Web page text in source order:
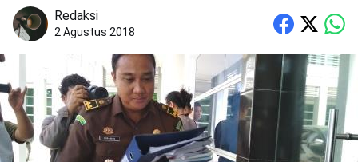
Redaksi
2 Agustus 2018